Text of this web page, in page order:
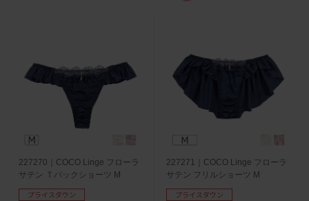
227270｜COCO Linge フローラ
サテン Ｔバックショーツ M
プライスダウン
227271｜COCO Linge フローラ
サテン フリルショーツ M
プライスダウン